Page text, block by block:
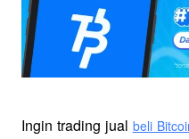
Ingin trading jual beli